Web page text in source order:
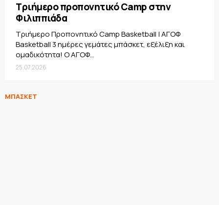
Τριήμερο προπονητικό Camp στην
Φιλιππιάδα
Τριήμερο Προπονητικό Camp Basketball | ΑΓΟΦ
Basketball 3 ημέρες γεμάτες μπάσκετ, εξέλιξη και
ομαδικότητα! Ο ΑΓΟΦ...
25.07.2026
ΜΠΑΣΚΕΤ